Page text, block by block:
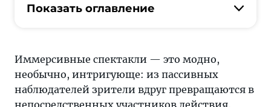
прогулка
Москве
обернулась
Показать оглавление
Иммерсивные спектакли — это модно,
необычно, интригующе: из пассивных
наблюдателей зрители вдруг превращаются в
непосредственных участников действия,